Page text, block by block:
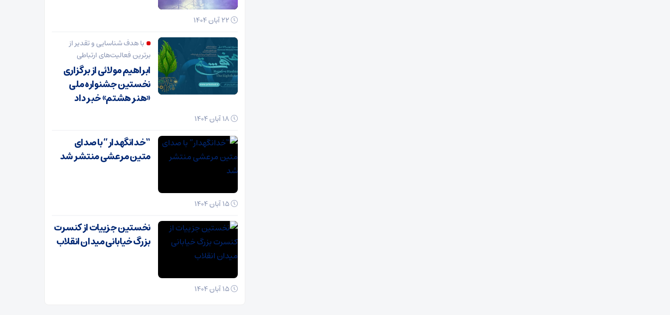
با هدف شناسایی و تقدیر از
برترین فعالیت‌های ارتباطی
ابراهیم مولائی از برگزاری
نخستین جشنواره ملی
«هنر هشتم» خبر داد
“خدانگهدار” با صدای
متین مرعشی منتشر شد
نخستین جزییات از کنسرت
بزرگ خیابانی میدان انقلاب